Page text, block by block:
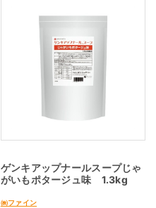
ゲンキアップナールスープじゃ
がいもポタージュ味 1.3kg
㈱ファイン